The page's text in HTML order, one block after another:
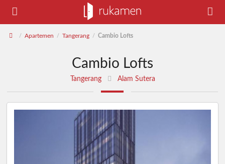
/ Apartemen / Tangerang / Cambio Lofts
Cambio Lofts
Tangerang Alam Sutera